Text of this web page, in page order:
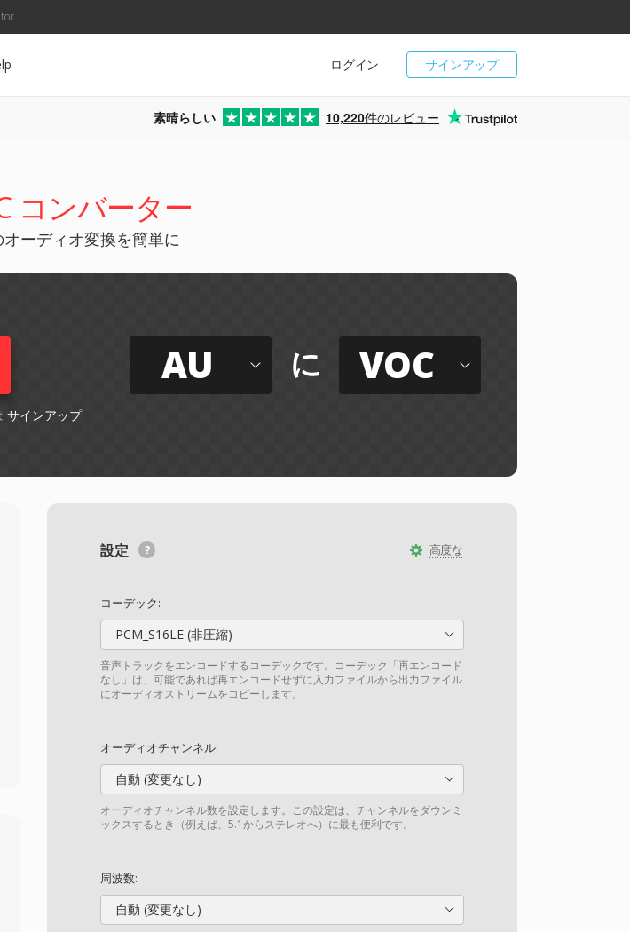
サインアップ
ログイン
素晴らしい 10,220件のレビュー
コンバーター
ーディオ変換を簡単に
サインアップ
AU に VOC
高度な
設定
コーデック:
PCM_S16LE (非圧縮)
音声トラックをエンコードするコーデックです。コーデック「再エンコード
なし」は、可能であれば再エンコードせずに入力ファイルから出力ファイル
にオーディオストリームをコピーします。
オーディオチャンネル:
自動 (変更なし)
オーディオチャンネル数を設定します。この設定は、チャンネルをダウンミ
ックスするとき（例えば、5.1からステレオへ）に最も便利です。
周波数:
自動 (変更なし)